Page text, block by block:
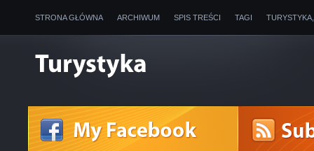
STRONA GŁÓWNA ARCHIWUM SPIS TREŚCI TAGI